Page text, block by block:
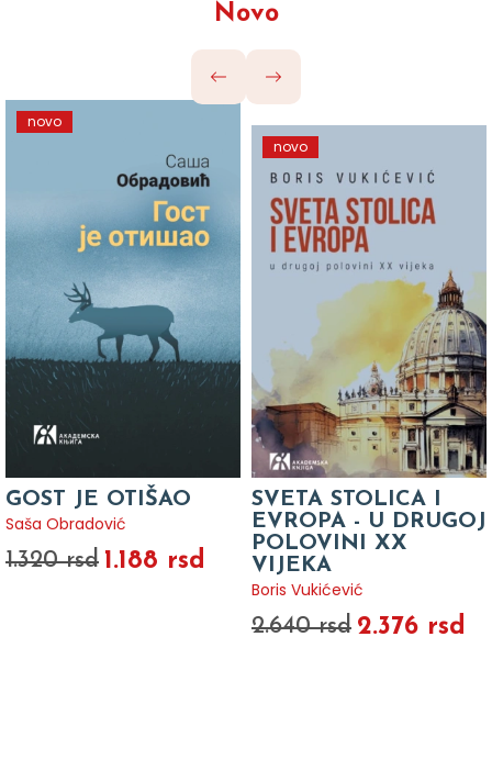
Novo
novo
GOST JE OTIŠAO
Saša Obradović
1.320 rsd 1.188 rsd
novo
SVETA STOLICA I
EVROPA - U DRUGOJ
POLOVINI XX
VIJEKA
Boris Vukićević
2.640 rsd 2.376 rsd